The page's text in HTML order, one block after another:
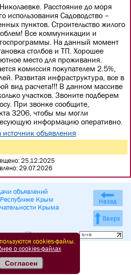
Расстояние до моря
использования Садоводство –
пунктов. Строительство жилого
Все коммуникации и
госпрограммы. На данный момент
столбов и ТП. Хорошее
место для проживания.
комиссия покупателем 2.5%,
Развитая инфраструктура, все в
вид расчета!!! В данном массиве
участков. Звоните подберем
При звонке сообщите,
3206, чтобы мы могли
информацию оперативно.
объявления
25.12.2025
29.07.2026
объявлений
Крым
Крыма
cookies-файлы.
о cookies-файлах
Согласен